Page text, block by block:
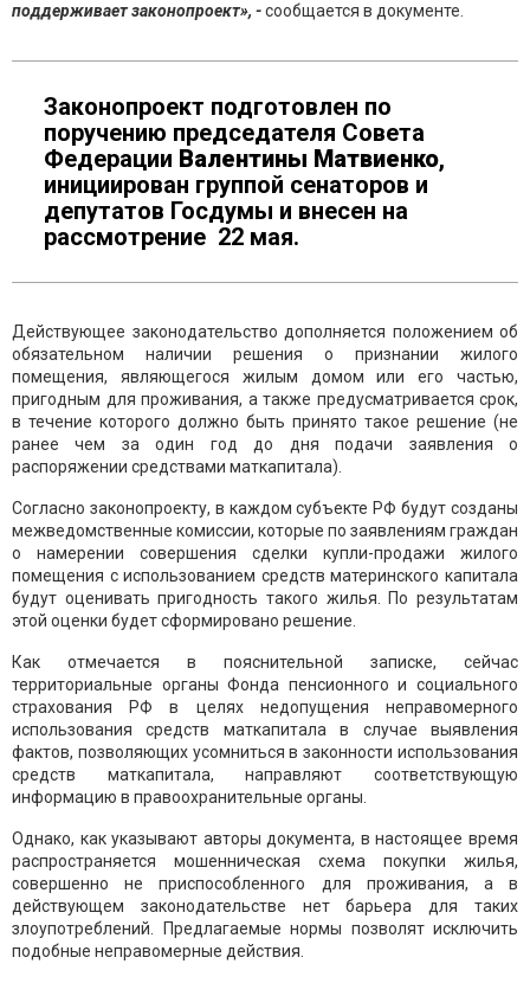
поддерживает законопроект», -сообщается в документе.
Законопроект подготовлен по
поручению председателя Совета
Федерации Валентины Матвиенко,
инициирован группой сенаторов и
депутатов Госдумы и внесен на
рассмотрение 22 мая.
Действующее законодательство дополняется положением об
обязательном наличии решения о признании жилого
помещения, являющегося жилым домом или его частью,
пригодным для проживания, а также предусматривается срок,
в течение которого должно быть принято такое решение (не
ранее чем за один год до дня подачи заявления о
распоряжении средствами маткапитала).
Согласно законопроекту, в каждом субъекте РФ будут созданы
межведомственные комиссии, которые по заявлениям граждан
о намерении совершения сделки купли-продажи жилого
помещения с использованием средств материнского капитала
будут оценивать пригодность такого жилья. По результатам
этой оценки будет сформировано решение.
Как отмечается в пояснительной записке, сейчас
территориальные органы Фонда пенсионного и социального
страхования РФ в целях недопущения неправомерного
использования средств маткапитала в случае выявления
фактов, позволяющих усомниться в законности использования
средств маткапитала, направляют соответствующую
информацию в правоохранительные органы.
Однако, как указывают авторы документа, в настоящее время
распространяется мошенническая схема покупки жилья,
совершенно не приспособленного для проживания, а в
действующем законодательстве нет барьера для таких
злоупотреблений. Предлагаемые нормы позволят исключить
подобные неправомерные действия.